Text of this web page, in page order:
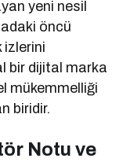
yeni nesil
öncü
izlerini
bir dijital marka
mükemmelliği
biridir.
Notu ve